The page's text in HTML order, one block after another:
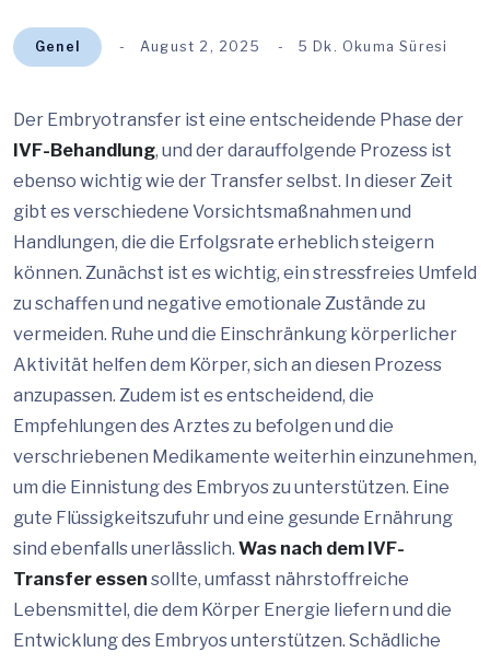
Genel August 2, 2025 5 Dk. Okuma Süresi
Der Embryotransfer ist eine entscheidende Phase der
IVF-Behandlung, und der darauffolgende Prozess ist
ebenso wichtig wie der Transfer selbst. In dieser Zeit
gibt es verschiedene Vorsichtsmaßnahmen und
Handlungen, die die Erfolgsrate erheblich steigern
können. Zunächst ist es wichtig, ein stressfreies Umfeld
zu schaffen und negative emotionale Zustände zu
vermeiden. Ruhe und die Einschränkung körperlicher
Aktivität helfen dem Körper, sich an diesen Prozess
anzupassen. Zudem ist es entscheidend, die
Empfehlungen des Arztes zu befolgen und die
verschriebenen Medikamente weiterhin einzunehmen,
um die Einnistung des Embryos zu unterstützen. Eine
gute Flüssigkeitszufuhr und eine gesunde Ernährung
sind ebenfalls unerlässlich. Was nach dem IVF-
Transfer essen sollte, umfasst nährstoffreiche
Lebensmittel, die dem Körper Energie liefern und die
Entwicklung des Embryos unterstützen. Schädliche